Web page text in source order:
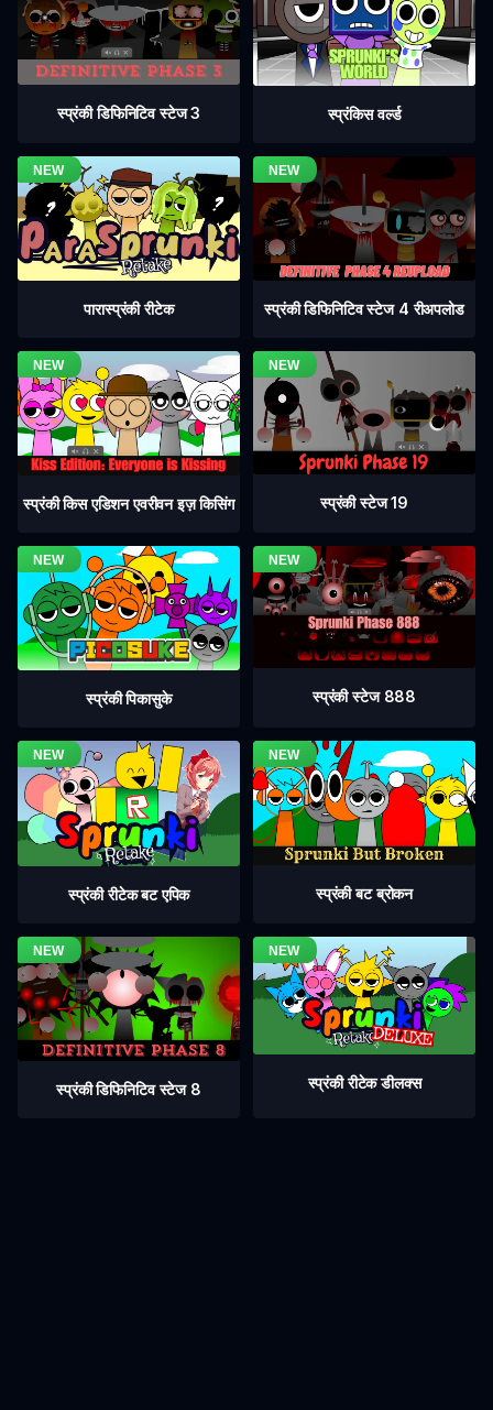
स्प्रंकी डिफिनिटिव स्टेज 3 स्प्रंकिस वर्ल्ड
पारास्प्रंकी रीटेक स्प्रंकी डिफिनिटिव स्टेज 4 रीअपलोड
स्प्रंकी किस एडिशन एवरीवन इज़ किसिंग स्प्रंकी स्टेज 19
स्प्रंकी पिकासुके स्प्रंकी स्टेज 888
स्प्रंकी रीटेक बट एपिक स्प्रंकी बट ब्रोकन
स्प्रंकी डिफिनिटिव स्टेज 8 स्प्रंकी रीटेक डीलक्स